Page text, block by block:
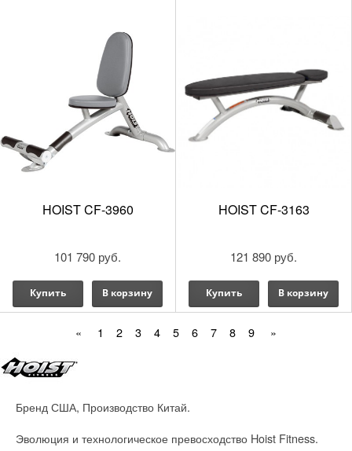
HOIST CF-3960
101 790 руб.
Купить В корзину
HOIST CF-3163
121 890 руб.
Купить В корзину
« 1 2 3 4 5 6 7 8 9 »
Бренд США, Производство Китай.
Эволюция и технологическое превосходство Hoist Fitness.